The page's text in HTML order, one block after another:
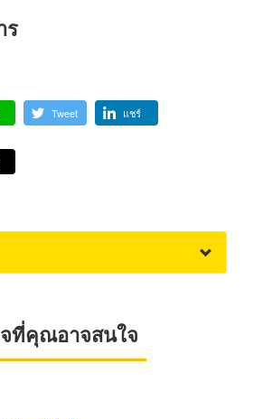
ร
Tweet แชร์
ที่คุณอาจสนใจ